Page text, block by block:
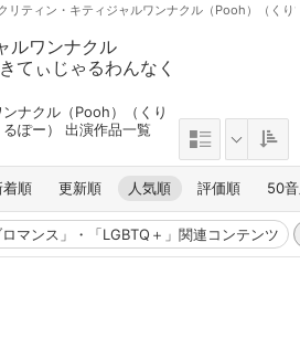
リティン・キティジャルワンナクル（Pooh）（く
ルワンナクル
てぃじゃるわんなく
ナクル（Pooh）（くり
ぽー） 出演作品一覧
着順 更新順 人気順 評価順 50
ロマンス」・「LGBTQ＋」関連コンテンツ